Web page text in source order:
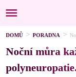
DOMŮ PORADNA
Noční můra